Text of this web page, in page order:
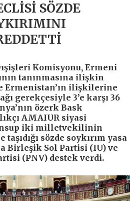
SÖZDE
Komisyonu, Ermeni
tanınmasına ilişkin
Ermenistan’ın ilişkilerine
gerekçesiyle 3’e karşı 36
özerk Bask
AMAIUR siyasi
iki milletvekilinin
sözde soykırım yasa
Birleşik Sol Partisi (IU) ve
(PNV) destek verdi.